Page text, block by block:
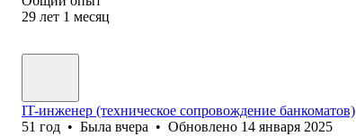
29 лет 1 месяц
IT-инженер (техническое сопровождение банкоматов)
51 год • Была вчера • Обновлено 14 января 2025